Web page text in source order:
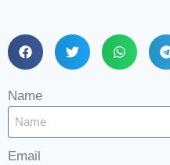
Name
Email